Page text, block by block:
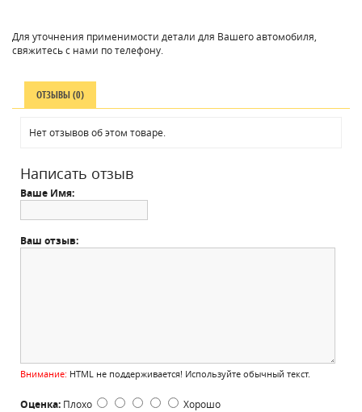
Для уточнения применимости детали для Вашего автомобиля,
свяжитесь с нами по телефону.
ОТЗЫВЫ (0)
Нет отзывов об этом товаре.
Написать отзыв
Ваше Имя:
Ваш отзыв:
Внимание: HTML не поддерживается! Используйте обычный текст.
Оценка: Плохо Хорошо